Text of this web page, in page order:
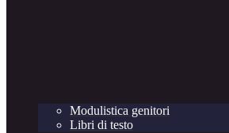
Modulistica genitori
Libri di testo